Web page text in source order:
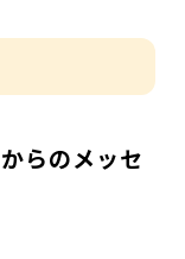
らのメッセ